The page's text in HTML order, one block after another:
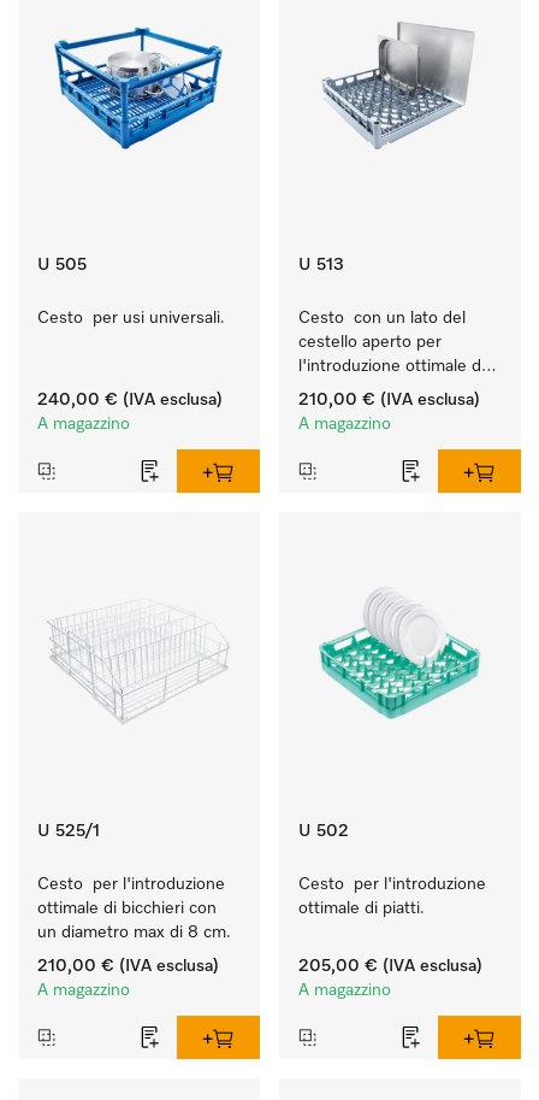
U 505
Cesto  per usi universali.
240,00 € (IVA esclusa)
A magazzino
U 513
Cesto  con un lato del
cestello aperto per
l'introduzione ottimale dei
vassoi.
210,00 € (IVA esclusa)
A magazzino
U 525/1
Cesto  per l'introduzione
ottimale di bicchieri con
un diametro max di 8 cm.
210,00 € (IVA esclusa)
A magazzino
U 502
Cesto  per l'introduzione
ottimale di piatti.
205,00 € (IVA esclusa)
A magazzino